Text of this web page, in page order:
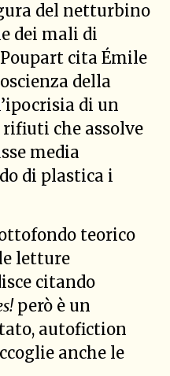
del netturbino
dei mali di
cita Émile
della
di un
che assolve
media
di plastica i
teorico
letture
citando
però è un
autofiction
anche le